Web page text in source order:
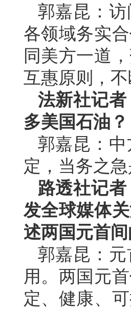
郭嘉昆：
各领域务实
同美方一道
互惠原则，
法新社记
多美国石油？
郭嘉昆：
定，当务之
路透社记
发全球媒体
述两国元首间
郭嘉昆：
用。两国元
定、健康、